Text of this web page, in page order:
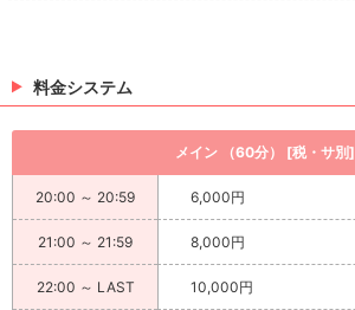
料金システム
メイン （60分） [税・サ別]
20:00 ～ 20:59 6,000円
21:00 ～ 21:59 8,000円
22:00 ～ LAST 10,000円